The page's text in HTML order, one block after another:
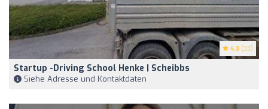
4.3 (33)
Startup -driving School Henke | Scheibbs
Siehe Adresse und Kontaktdaten